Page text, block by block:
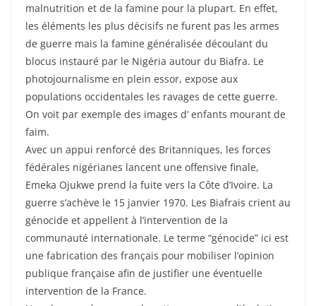
malnutrition et de la famine pour la plupart. En effet,
les éléments les plus décisifs ne furent pas les armes
de guerre mais la famine généralisée découlant du
blocus instauré par le Nigéria autour du Biafra. Le
photojournalisme en plein essor, expose aux
populations occidentales les ravages de cette guerre.
On voit par exemple des images d’ enfants mourant de
faim.
Avec un appui renforcé des Britanniques, les forces
fédérales nigérianes lancent une offensive finale,
Emeka Ojukwe prend la fuite vers la Côte d’Ivoire. La
guerre s’achève le 15 janvier 1970. Les Biafrais crient au
génocide et appellent à l’intervention de la
communauté internationale. Le terme “génocide” ici est
une fabrication des français pour mobiliser l’opinion
publique française afin de justifier une éventuelle
intervention de la France.